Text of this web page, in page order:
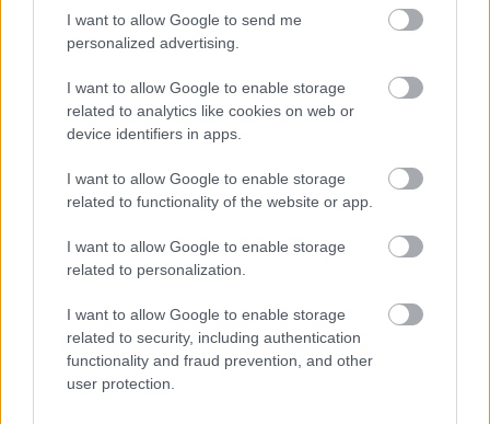
I want to allow Google to send me
personalized advertising.
I want to allow Google to enable storage
related to analytics like cookies on web or
device identifiers in apps.
I want to allow Google to enable storage
related to functionality of the website or app.
I want to allow Google to enable storage
related to personalization.
I want to allow Google to enable storage
related to security, including authentication
functionality and fraud prevention, and other
user protection.
Itt állíthatod be, hogy a Racingline
cikkeit az elsők között lásd a Google
keresőjében.